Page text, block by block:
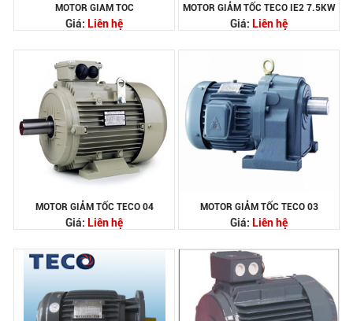
MOTOR GIAM TOC
Giá: Liên hệ
MOTOR GIẢM TỐC TECO IE2 7.5KW
Giá: Liên hệ
MOTOR GIẢM TỐC TECO 04
Giá: Liên hệ
MOTOR GIẢM TỐC TECO 03
Giá: Liên hệ